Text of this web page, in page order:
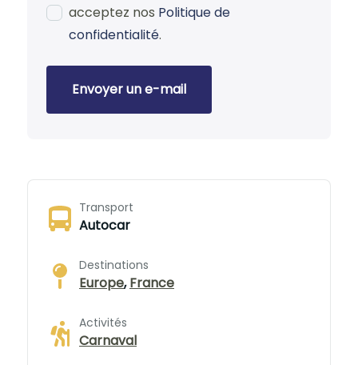
acceptez nos Politique de
confidentialité.
Envoyer un e-mail
Transport
Autocar
Destinations
Europe,France
Activités
Carnaval